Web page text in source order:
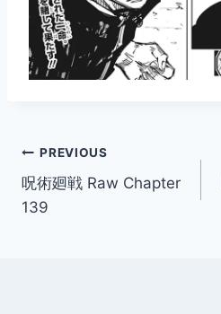
Post
navigation
PREVIOUS
呪術廻戦 Raw Chapter
139